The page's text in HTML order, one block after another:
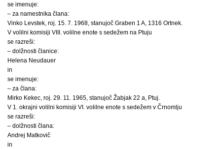
se imenuje:
– za namestnika člana:
Vinko Levstek, roj. 15. 7. 1968, stanujoč Graben 1 A, 1316 Ortnek.
V volilni komisiji VIII. volilne enote s sedežem na Ptuju
se razreši:
– dolžnosti članice:
Helena Neudauer
in
se imenuje:
– za člana:
Mirko Kekec, roj. 29. 11. 1965, stanujoč Žabjak 22 a, Ptuj.
V 1. okrajni volilni komisiji VI. volilne enote s sedežem v Črnomlju
se razreši:
– dolžnosti člana:
Andrej Matkovič
in